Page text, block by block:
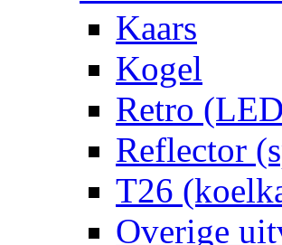
Kaars
Kogel
Retro
Reflector
T26
Overige